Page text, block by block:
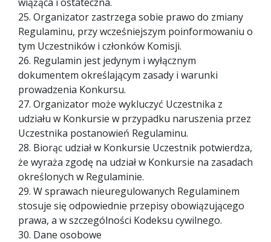
25. Organizator zastrzega sobie prawo do zmiany
Regulaminu, przy wcześniejszym poinformowaniu o
tym Uczestników i członków Komisji.
26. Regulamin jest jedynym i wyłącznym
dokumentem określającym zasady i warunki
prowadzenia Konkursu.
27. Organizator może wykluczyć Uczestnika z
udziału w Konkursie w przypadku naruszenia przez
Uczestnika postanowień Regulaminu.
28. Biorąc udział w Konkursie Uczestnik potwierdza,
że wyraża zgodę na udział w Konkursie na zasadach
określonych w Regulaminie.
29. W sprawach nieuregulowanych Regulaminem
stosuje się odpowiednie przepisy obowiązującego
prawa, a w szczególności Kodeksu cywilnego.
30. Dane osobowe